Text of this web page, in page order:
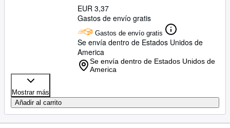
EUR 3,37
Gastos de envío gratis
Gastos de envío gratis
Se envía dentro de Estados Unidos de
America
Se envía dentro de Estados Unidos de
America
Mostrar más
Añadir al carrito